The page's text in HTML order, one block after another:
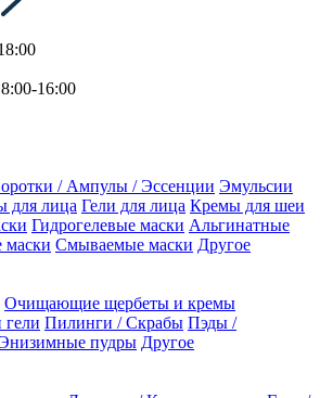
16:00
/ Ампулы / Эссенции Эмульсии
для лица Гели для лица Кремы для шеи
Гидрогелевые маски Альгинатные
Смываемые маски Другое
Очищающие щербеты и кремы
Пилинги / Скрабы Пэды /
пудры Другое